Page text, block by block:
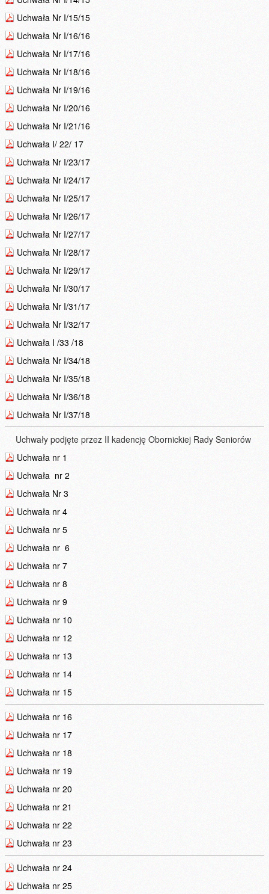
Uchwała Nr I/15/15
Uchwała Nr I/16/16
Uchwała Nr I/17/16
Uchwała Nr I/18/16
Uchwała Nr I/19/16
Uchwała Nr I/20/16
Uchwała Nr I/21/16
Uchwała I/ 22/ 17
Uchwała Nr I/23/17
Uchwała Nr I/24/17
Uchwała Nr I/25/17
Uchwała Nr I/26/17
Uchwała Nr I/27/17
Uchwała Nr I/28/17
Uchwała Nr I/29/17
Uchwała Nr I/30/17
Uchwała Nr I/31/17
Uchwała Nr I/32/17
Uchwała I /33 /18
Uchwała Nr I/34/18
Uchwała Nr I/35/18
Uchwała Nr I/36/18
Uchwała Nr I/37/18
Uchwały podjęte przez II kadencję Obornickiej Rady Seniorów
Uchwała nr 1
Uchwała nr 2
Uchwała Nr 3
Uchwała nr 4
Uchwała nr 5
Uchwała nr 6
Uchwała nr 7
Uchwała nr 8
Uchwała nr 9
Uchwała nr 10
Uchwała nr 12
Uchwała nr 13
Uchwała nr 14
Uchwała nr 15
Uchwała nr 16
Uchwała nr 17
Uchwała nr 18
Uchwała nr 19
Uchwała nr 20
Uchwała nr 21
Uchwała nr 22
Uchwała nr 23
Uchwała nr 24
Uchwała nr 25